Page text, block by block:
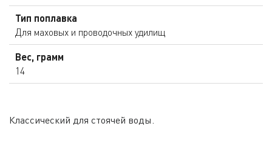
Тип поплавка
Для маховых и проводочных удилищ
Вес, грамм
14
Классический для стоячей воды.